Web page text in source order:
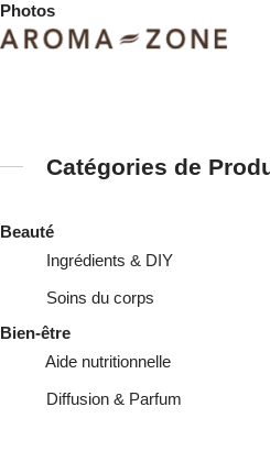
Photos
Catégories de
Beauté
Ingrédients & DIY
Soins du corps
Bien-être
Aide nutritionnelle
Diffusion & Parfum